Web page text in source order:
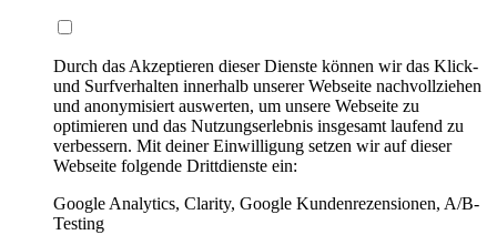
Durch das Akzeptieren dieser Dienste können wir das Klick-
und Surfverhalten innerhalb unserer Webseite nachvollziehen
und anonymisiert auswerten, um unsere Webseite zu
optimieren und das Nutzungserlebnis insgesamt laufend zu
verbessern. Mit deiner Einwilligung setzen wir auf dieser
Webseite folgende Drittdienste ein:
Google Analytics, Clarity, Google Kundenrezensionen, A/B-
Testing